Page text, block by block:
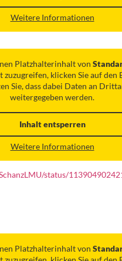
Weitere Informationen
Platzhalterinhalt von
zuzugreifen, klicken Sie auf den
Sie, dass dabei Daten an
weitergegeben werden.
Inhalt entsperren
Weitere Informationen
status/
Platzhalterinhalt von